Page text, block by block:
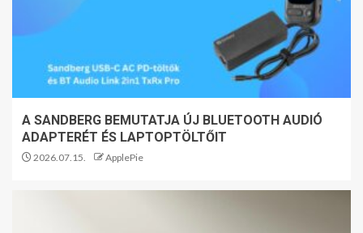
A SANDBERG BEMUTATJA ÚJ BLUETOOTH AUDIÓ
ADAPTERÉT ÉS LAPTOPTÖLTŐIT
2026.07.15. ApplePie